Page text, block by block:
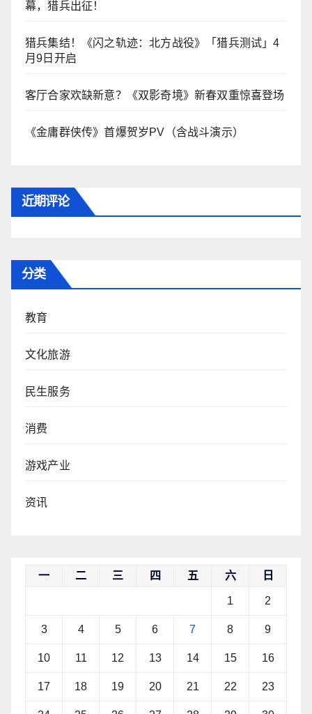
幕，猎兵出征！
猎兵集结！《闪之轨迹：北方战役》「猎兵测试」4
月9日开启
客厅合家欢缺新意？《双影奇境》新春双重惊喜登场
《金庸群侠传》首爆贺岁PV（含战斗演示）
近期评论
分类
教育
文化旅游
民生服务
消费
游戏产业
资讯
一 二 三 四 五 六 日
1 2
3 4 5 6 7 8 9
10 11 12 13 14 15 16
17 18 19 20 21 22 23